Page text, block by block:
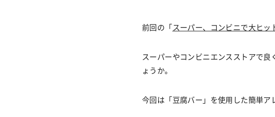
前回の「 スーパー、コンビニで大ヒ
スーパーやコンビニエンスストアで
ょうか。
今回は「豆腐バー」を使用した簡単ア